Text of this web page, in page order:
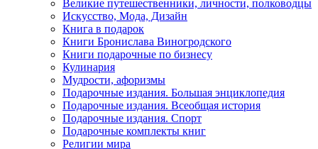
Великие путешественники, личности, полководцы
Искусство, Мода, Дизайн
Книга в подарок
Книги Бронислава Виногродского
Книги подарочные по бизнесу
Кулинария
Мудрости, афоризмы
Подарочные издания. Большая энциклопедия
Подарочные издания. Всеобщая история
Подарочные издания. Спорт
Подарочные комплекты книг
Религии мира